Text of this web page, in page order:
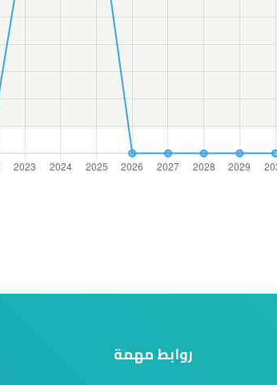
روابط مهمة